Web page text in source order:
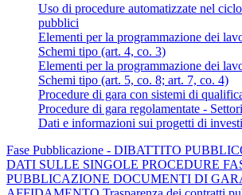
Uso di procedure automatizzate nel
pubblici
Elementi per la programmazione dei
Schemi tipo (art. 4, co. 3)
Elementi per la programmazione dei
Schemi tipo (art. 5, co. 8; art. 7, co. 4)
Procedure di gara con sistemi di
Procedure di gara regolamentate -
Dati e informazioni sui progetti di
Fase Pubblicazione - DIBATTITO
DATI SULLE SINGOLE PROCEDURE
PUBBLICAZIONE DOCUMENTI DI